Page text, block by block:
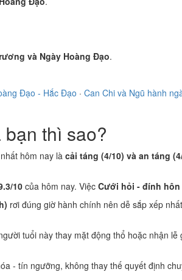
và Ngày Hoàng Đạo.
Đạo - Hắc Đạo · Can Chi và Ngũ hành
thì sao?
hôm nay là cải táng (4/10) và an táng
10 của hôm nay. Việc Cưới hỏi - đính hôn
rơi đúng giờ hành chính nên dễ sắp xếp
tuổi này thay mặt động thổ hoặc nhận
- tín ngưỡng, không thay thế quyết định